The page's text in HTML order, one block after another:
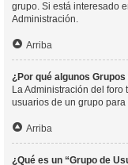
grupo. Si está interesado
Administración.
Arriba
¿Por qué algunos
La Administración del
usuarios de un grupo
Arriba
¿Qué es un “Grupo de